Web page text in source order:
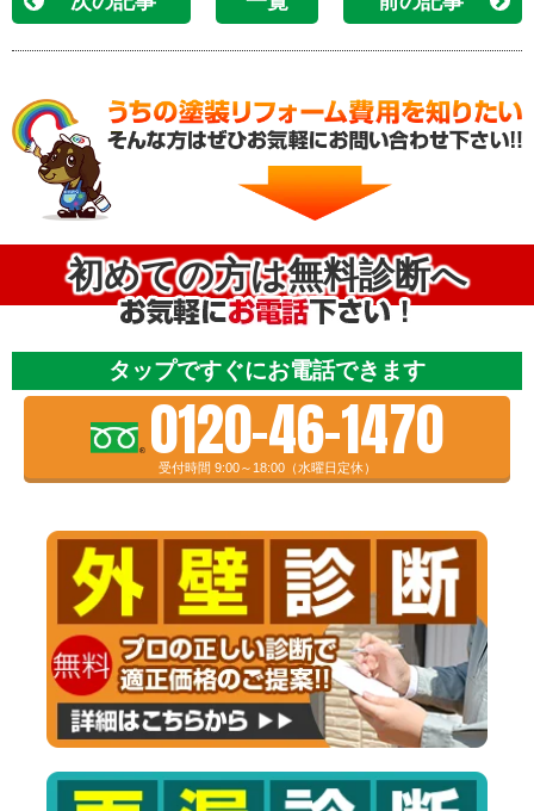
初めての方は無料診断へ
タップですぐにお電話できます
0120-46-1470
受付時間 9:00～18:00（水曜日定休）